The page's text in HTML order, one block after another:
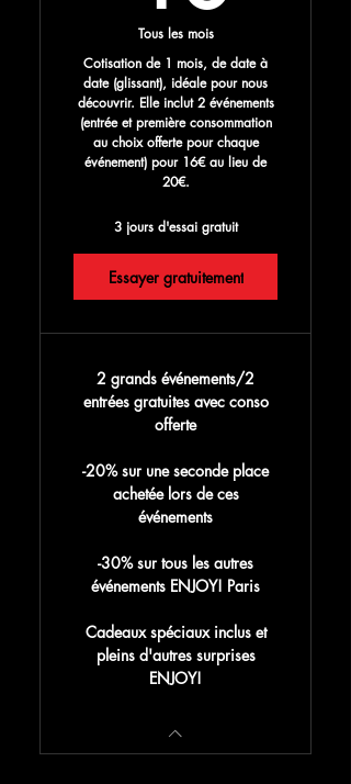
Tous les mois
Cotisation de 1 mois, de date à
date (glissant), idéale pour nous
découvrir. Elle inclut 2 événements
(entrée et première consommation
au choix offerte pour chaque
événement) pour 16€ au lieu de
20€.
3 jours d'essai gratuit
Essayer gratuitement
2 grands événements/2
entrées gratuites avec conso
offerte
-20% sur une seconde place
achetée lors de ces
événements
-30% sur tous les autres
événements ENJOY! Paris
Cadeaux spéciaux inclus et
pleins d'autres surprises
ENJOY!